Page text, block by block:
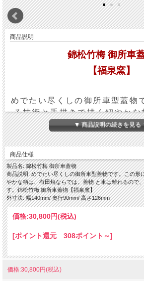
商品説明
錦松竹梅 御所車
【福泉窯】
めでたい尽くしの御所車型蓋物
る技術と手描きで描く細やか
らでは。蓋物 と車は離れるの
りつけもできま
サイズ：14.0×9.0×高
▼ 商品説明の続きを見
商品仕様
製品名: 錦松竹梅 御所車蓋物
商品説明: めでたい尽くしの御所車型蓋物です。この形
やかな柄は、有田焼ならでは。蓋物 と車は離れるので
す。錦松竹梅 御所車蓋物【福泉窯】
外寸法: 幅140mm/ 奥行90mm/ 高さ126mm
価格:30,800円(税込)
[ポイント還元 308ポイント～]
価格:30,800円(税込)